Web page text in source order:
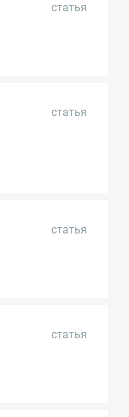
статья
статья
статья
статья